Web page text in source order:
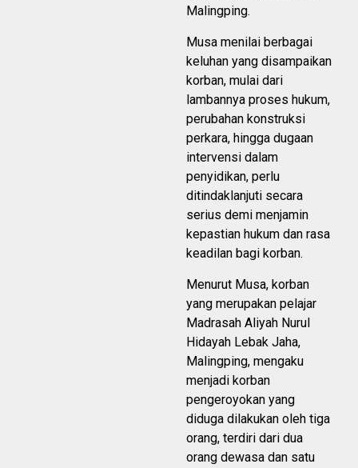
Malingping.
Musa menilai berbagai
keluhan yang disampaikan
korban, mulai dari
lambannya proses hukum,
perubahan konstruksi
perkara, hingga dugaan
intervensi dalam
penyidikan, perlu
ditindaklanjuti secara
serius demi menjamin
kepastian hukum dan rasa
keadilan bagi korban.
Menurut Musa, korban
yang merupakan pelajar
Madrasah Aliyah Nurul
Hidayah Lebak Jaha,
Malingping, mengaku
menjadi korban
pengeroyokan yang
diduga dilakukan oleh tiga
orang, terdiri dari dua
orang dewasa dan satu